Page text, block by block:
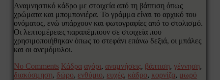
Αναμνηστικό κάδρο με στοιχεία από τη βάπτιση όπως
χρώματα και μπομπονιέρα. Το γράμμα είναι το αρχικό του
ονόματος, ενώ υπάρχουν και φωτογραφίες από το στολισμό.
Οι λεπτομέρειες παραπέμπουν σε στοιχεία που
χρησιμοποιήθηκαν όπως το στεφάνι επάνω δεξιά, οι μπάλες
και οι ανεμόμυλοι.
No Comments Κάδρα αγόρι, αναμνήσεις, βάπτιση, γέννηση,
διακόσμηση, δώρο, ενθύμιο, ευχές, κάδρο, κορνίζα, μωρό